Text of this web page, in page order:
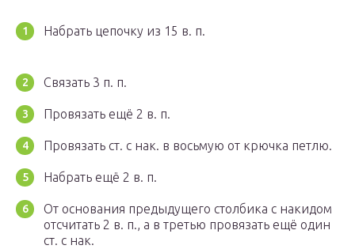
Набрать цепочку из 15 в. п.
Связать 3 п. п.
Провязать ещё 2 в. п.
Провязать ст. с нак. в восьмую от крючка петлю.
Набрать ещё 2 в. п.
От основания предыдущего столбика с накидом
отсчитать 2 в. п., а в третью провязать ещё один
ст. с нак.